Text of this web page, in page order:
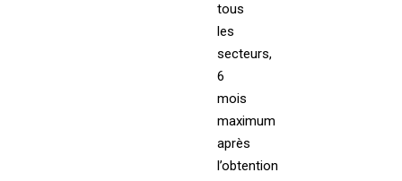
tous
les
secteurs,
6
mois
maximum
après
l’obtention